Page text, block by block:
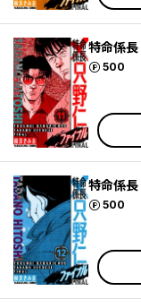
特命係
500
ポイント
特命係
500
ポイント